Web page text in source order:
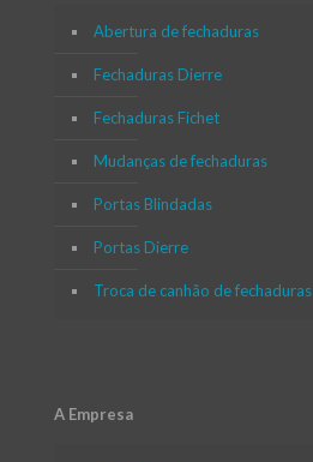
Abertura de fechaduras
Fechaduras Dierre
Fechaduras Fichet
Mudanças de fechaduras
Portas Blindadas
Portas Dierre
Troca de canhão de fechaduras
A Empresa